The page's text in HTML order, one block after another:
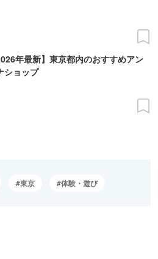
年最新】東京都内のおすすめアン
ショップ
東京 体験・遊び